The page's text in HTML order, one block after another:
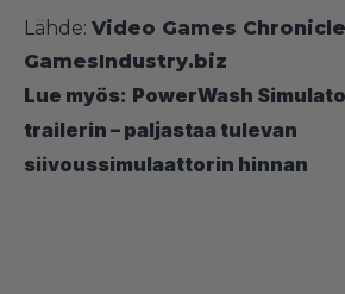
Lähde: Video Games Chronicle
GamesIndustry.biz
Lue myös: PowerWash
trailerin – paljastaa tulevan
siivoussimulaattorin hinnan